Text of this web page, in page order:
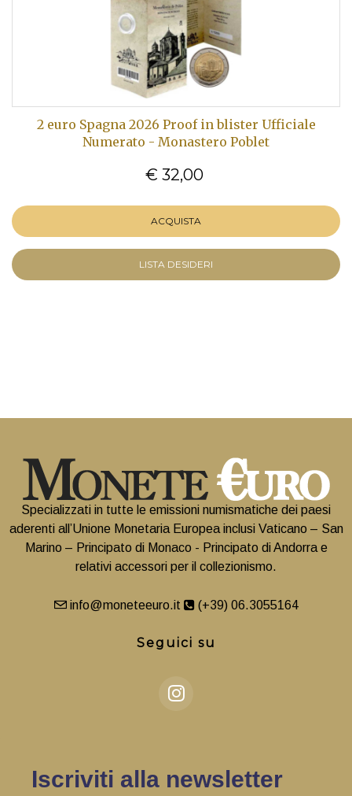
2 euro Spagna 2026 Proof in blister Ufficiale
Numerato - Monastero Poblet
€ 32,00
ACQUISTA
LISTA DESIDERI
Specializzati in tutte le emissioni numismatiche dei paesi
aderenti all’Unione Monetaria Europea inclusi Vaticano – San
Marino – Principato di Monaco - Principato di Andorra e
relativi accessori per il collezionismo.
info@moneteeuro.it (+39) 06.3055164
Seguici su
Iscriviti alla newsletter